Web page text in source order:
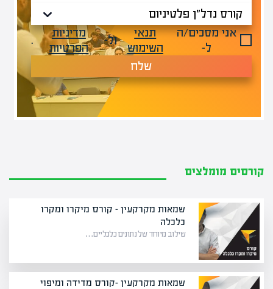
אני מסכים/ה
ל-
תנאי
השימוש
ול-
מדיניות
הפרטיות
.
שלח
קורסים מומלצים
שמאות מקרקעין – קורס מיקרו ומקרו
כלכלה
שילוב מיוחד של נתונים כלכליים…
שמאות מקרקעין -קורס מדידה ומיפוי